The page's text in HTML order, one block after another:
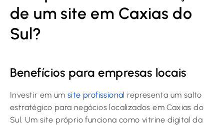
de um site em Caxias do
Sul?
Benefícios para empresas locais
Investir em umsite profissional representa um salto
estratégico para negócios localizados em Caxias do
Sul. Um site próprio funciona como vitrine digital da